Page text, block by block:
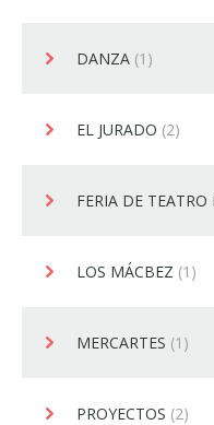
DANZA (1)
EL JURADO (2)
FERIA DE
LOS MÁCBEZ (1)
MERCARTES (1)
PROYECTOS (2)